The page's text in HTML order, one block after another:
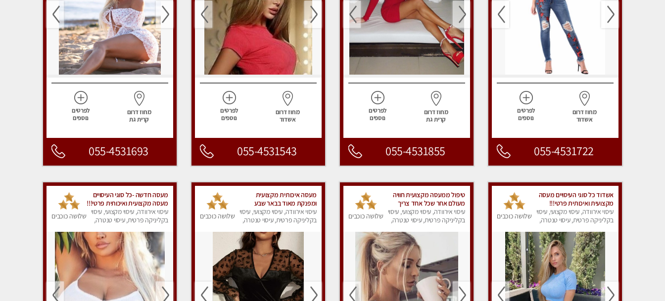
מחוז דרום
אשדוד
לפרטים
נוספים
055-4531722
מחוז דרום
קרית גת
לפרטים
נוספים
055-4531855
מחוז דרום
אשדוד
לפרטים
נוספים
055-4531543
מחוז דרום
קרית גת
לפרטים
נוספים
055-4531693
אשדוד כל סוגי העיסויים מעסה
מקצועית ואיכותית פרטי!!!
עיסוי אירוודה, עיסוי מקצועי, עיסוי
בקליניקה פרטית, עיסוי טנטרה,
שלושה כוכבים
טיפול ממעסה מקצועית חוויה
מעולם אחר שכל אחד צריך
לנסות. מעסה אלופה ❤️ללא מין
!!!
עיסוי אירוודה, עיסוי מקצועי, עיסוי
בקליניקה פרטית, עיסוי טנטרה,
שלושה כוכבים
מעסה איכותית מקצועית
ומפנקת מאוד בבאר שבע
עיסוי אירוודה, עיסוי מקצועי, עיסוי
בקליניקה פרטית, עיסוי טנטרה,
שלושה כוכבים
מעסה חדשה -כל סוגי העיסויים
מעסה מקצועית ואיכותית פרטי!!!
מומלץ לחלוטין!!
עיסוי אירוודה, עיסוי מקצועי, עיסוי
בקליניקה פרטית, עיסוי טנטרה,
שלושה כוכבים